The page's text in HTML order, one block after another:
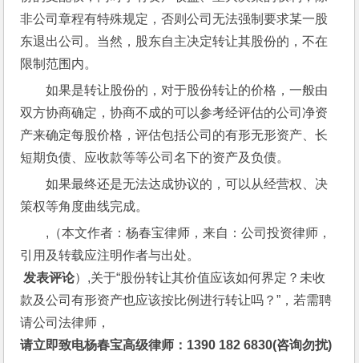
非公司章程有特殊规定，否则公司无法强制要求某一股
东退出公司。当然，股东自主决定转让其股份的，不在
限制范围内。
如果是转让股份的，对于股份转让的价格，一般由
双方协商确定，协商不成的可以参考经评估的公司净资
产来确定每股价格，评估包括公司的有形无形资产、长
短期负债、应收款等等公司名下的资产及负债。
如果最终还是无法达成协议的，可以从经营权、决
策权等角度曲线完成。
,（本文作者：杨春宝律师，来自：公司投资律师，
引用及转载应注明作者与出处。
发表评论）,关于“股份转让其价值应该如何界定？未收
款及公司有形资产也应该按比例进行转让吗？”，若需聘
请公司法律师，
请立即致电杨春宝高级律师：1390 182 6830(咨询勿扰)